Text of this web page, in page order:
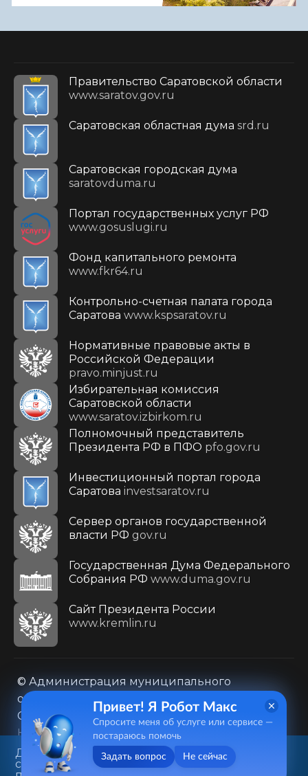
Правительство Саратовской области
www.saratov.gov.ru
Саратовская областная дума srd.ru
Саратовская городская дума
saratovduma.ru
Портал государственных услуг РФ
www.gosuslugi.ru
Фонд капитального ремонта
www.fkr64.ru
Контрольно-счетная палата города
Саратова www.kspsaratov.ru
Нормативные правовые акты в
Российской Федерации
pravo.minjust.ru
Избирательная комиссия
Саратовской области
www.saratov.izbirkom.ru
Полномочный представитель
Президента РФ в ПФО pfo.gov.ru
Инвестиционный портал города
Саратова investsaratov.ru
Сервер органов государственной
власти РФ gov.ru
Государственная Дума Федерального
Собрания РФ www.duma.gov.ru
Cайт Президента России
www.kremlin.ru
© Администрация муниципального
образования городского округа «Город
Саратов»
Контакты
Карта сайта
Политика в отношении обработки
персональных данных
Данный веб-сайт использует
cookie-файлы в целях
Привет! Я Робот Макс
Спросите меня об услуге или сервисе —
постараюсь помочь
Задать вопрос Не сейчас